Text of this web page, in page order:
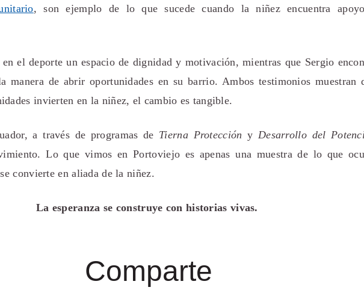
, son ejemplo de lo que sucede cuando la niñez encuentra
el deporte un espacio de dignidad y motivación, mientras que Sergio
manera de abrir oportunidades en su barrio. Ambos testimonios muestran
invierten en la niñez, el cambio es tangible.
a través de programas de Tierna Protección y Desarrollo del
Lo que vimos en Portoviejo es apenas una muestra de lo que
convierte en aliada de la niñez.
La esperanza se construye con historias vivas.
Comparte